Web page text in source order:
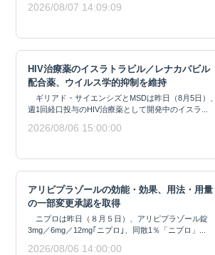
2026/08/07 14:09:09
HIV治療薬のイスラトラビル／レナカパビル
配合薬、ウイルス学的抑制を維持
ギリアド・サイエンシズとMSDは昨日（8月5日）、
週1回経口投与のHIV治療薬として開発中のイスラ...
2026/08/06 15:00:00
アリピプラゾールの効能・効果、用法・用量
の一部変更承認を取得
ニプロは昨日（８月５日）、アリピプラゾール錠
3mg／6mg／12mg｢ニプロ｣、同散1％「ニプロ」...
2026/08/06 14:00:00